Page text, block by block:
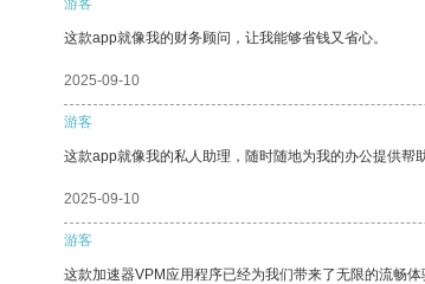
游客
这款app就像我的财务顾问，让我能够省钱又省心。
2025-09-10
游客
这款app就像我的私人助理，随时随地为我的办公提供帮
2025-09-10
游客
这款加速器VPM应用程序已经为我们带来了无限的流畅体